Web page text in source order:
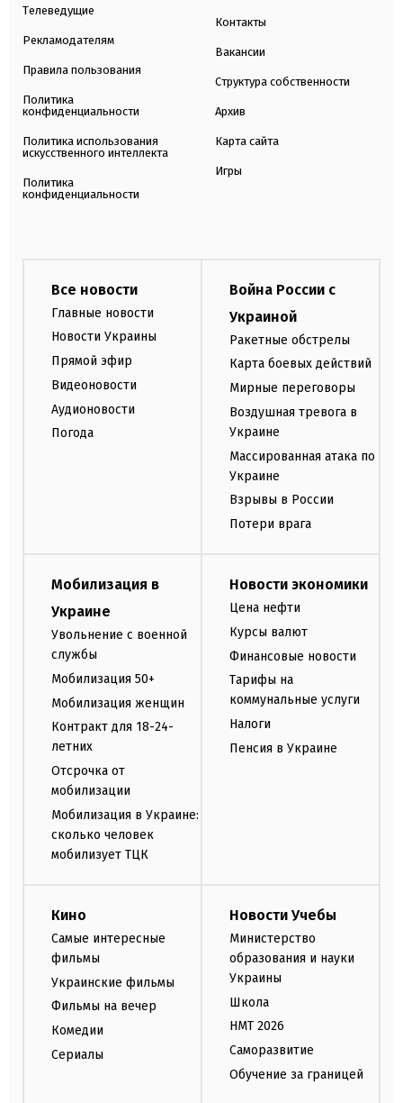
Телеведущие
Рекламодателям
Правила пользования
Политика
конфиденциальности
Политика использования
искусственного интеллекта
Политика
конфиденциальности
Контакты
Вакансии
Структура собственности
Архив
Карта сайта
Игры
Все новости
Главные новости
Новости Украины
Прямой эфир
Видеоновости
Аудионовости
Погода
Война России с
Украиной
Ракетные обстрелы
Карта боевых действий
Мирные переговоры
Воздушная тревога в
Украине
Массированная атака по
Украине
Взрывы в России
Потери врага
Мобилизация в
Украине
Увольнение с военной
службы
Мобилизация 50+
Мобилизация женщин
Контракт для 18-24-
летних
Отсрочка от
мобилизации
Мобилизация в Украине:
сколько человек
мобилизует ТЦК
Новости экономики
Цена нефти
Курсы валют
Финансовые новости
Тарифы на
коммунальные услуги
Налоги
Пенсия в Украине
Кино
Самые интересные
фильмы
Украинские фильмы
Фильмы на вечер
Комедии
Сериалы
Новости Учебы
Министерство
образования и науки
Украины
Школа
НМТ 2026
Саморазвитие
Обучение за границей